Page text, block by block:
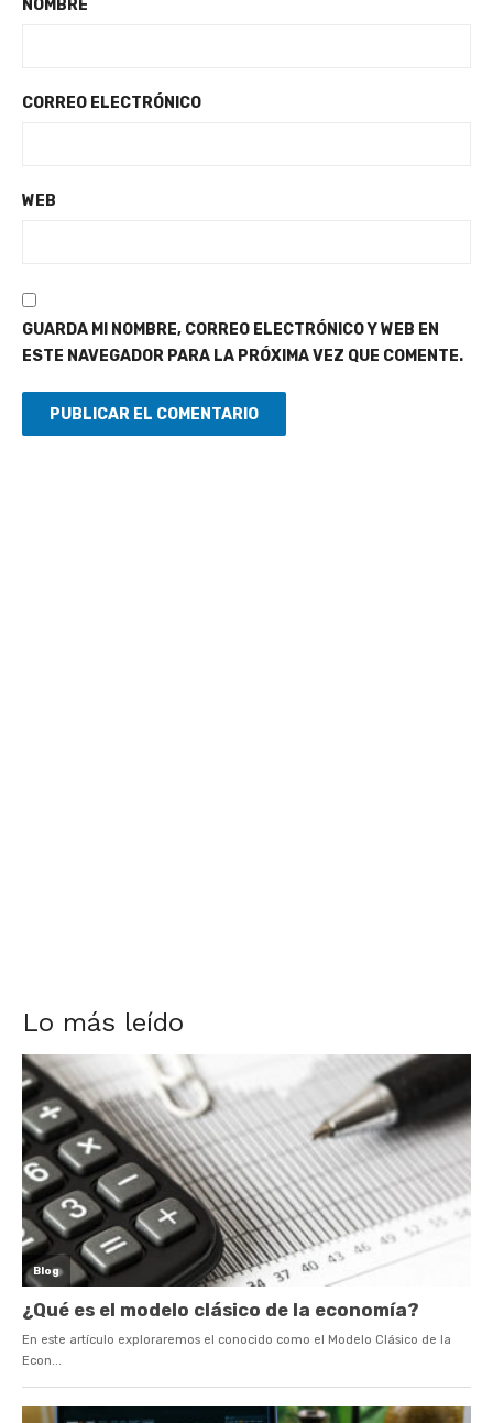
NOMBRE
CORREO ELECTRÓNICO
WEB
GUARDA MI NOMBRE, CORREO ELECTRÓNICO Y WEB EN
ESTE NAVEGADOR PARA LA PRÓXIMA VEZ QUE COMENTE.
Lo más leído